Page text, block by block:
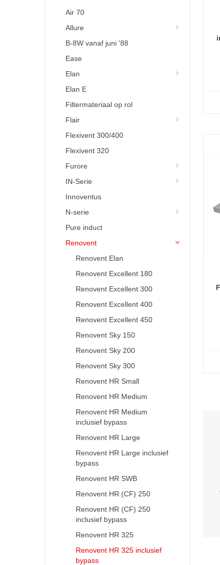
Air 70
Allure
B-8W vanaf juni '88
Ease
Elan
Elan E
Filtermateriaal op rol
Flair
Flexivent 300/400
Flexivent 320
Furore
IN-Serie
Innoventus
N-serie
Pure induct
Renovent
Renovent Elan
Renovent Excellent 180
Renovent Excellent 300
Renovent Excellent 400
Renovent Excellent 450
Renovent Sky 150
Renovent Sky 200
Renovent Sky 300
Renovent HR Small
Renovent HR Medium
Renovent HR Medium
inclusief bypass
Renovent HR Large
Renovent HR Large inclusief
bypass
Renovent HR SWB
Renovent HR (CF) 250
Renovent HR (CF) 250
inclusief bypass
Renovent HR 325
Renovent HR 325 inclusief
bypass